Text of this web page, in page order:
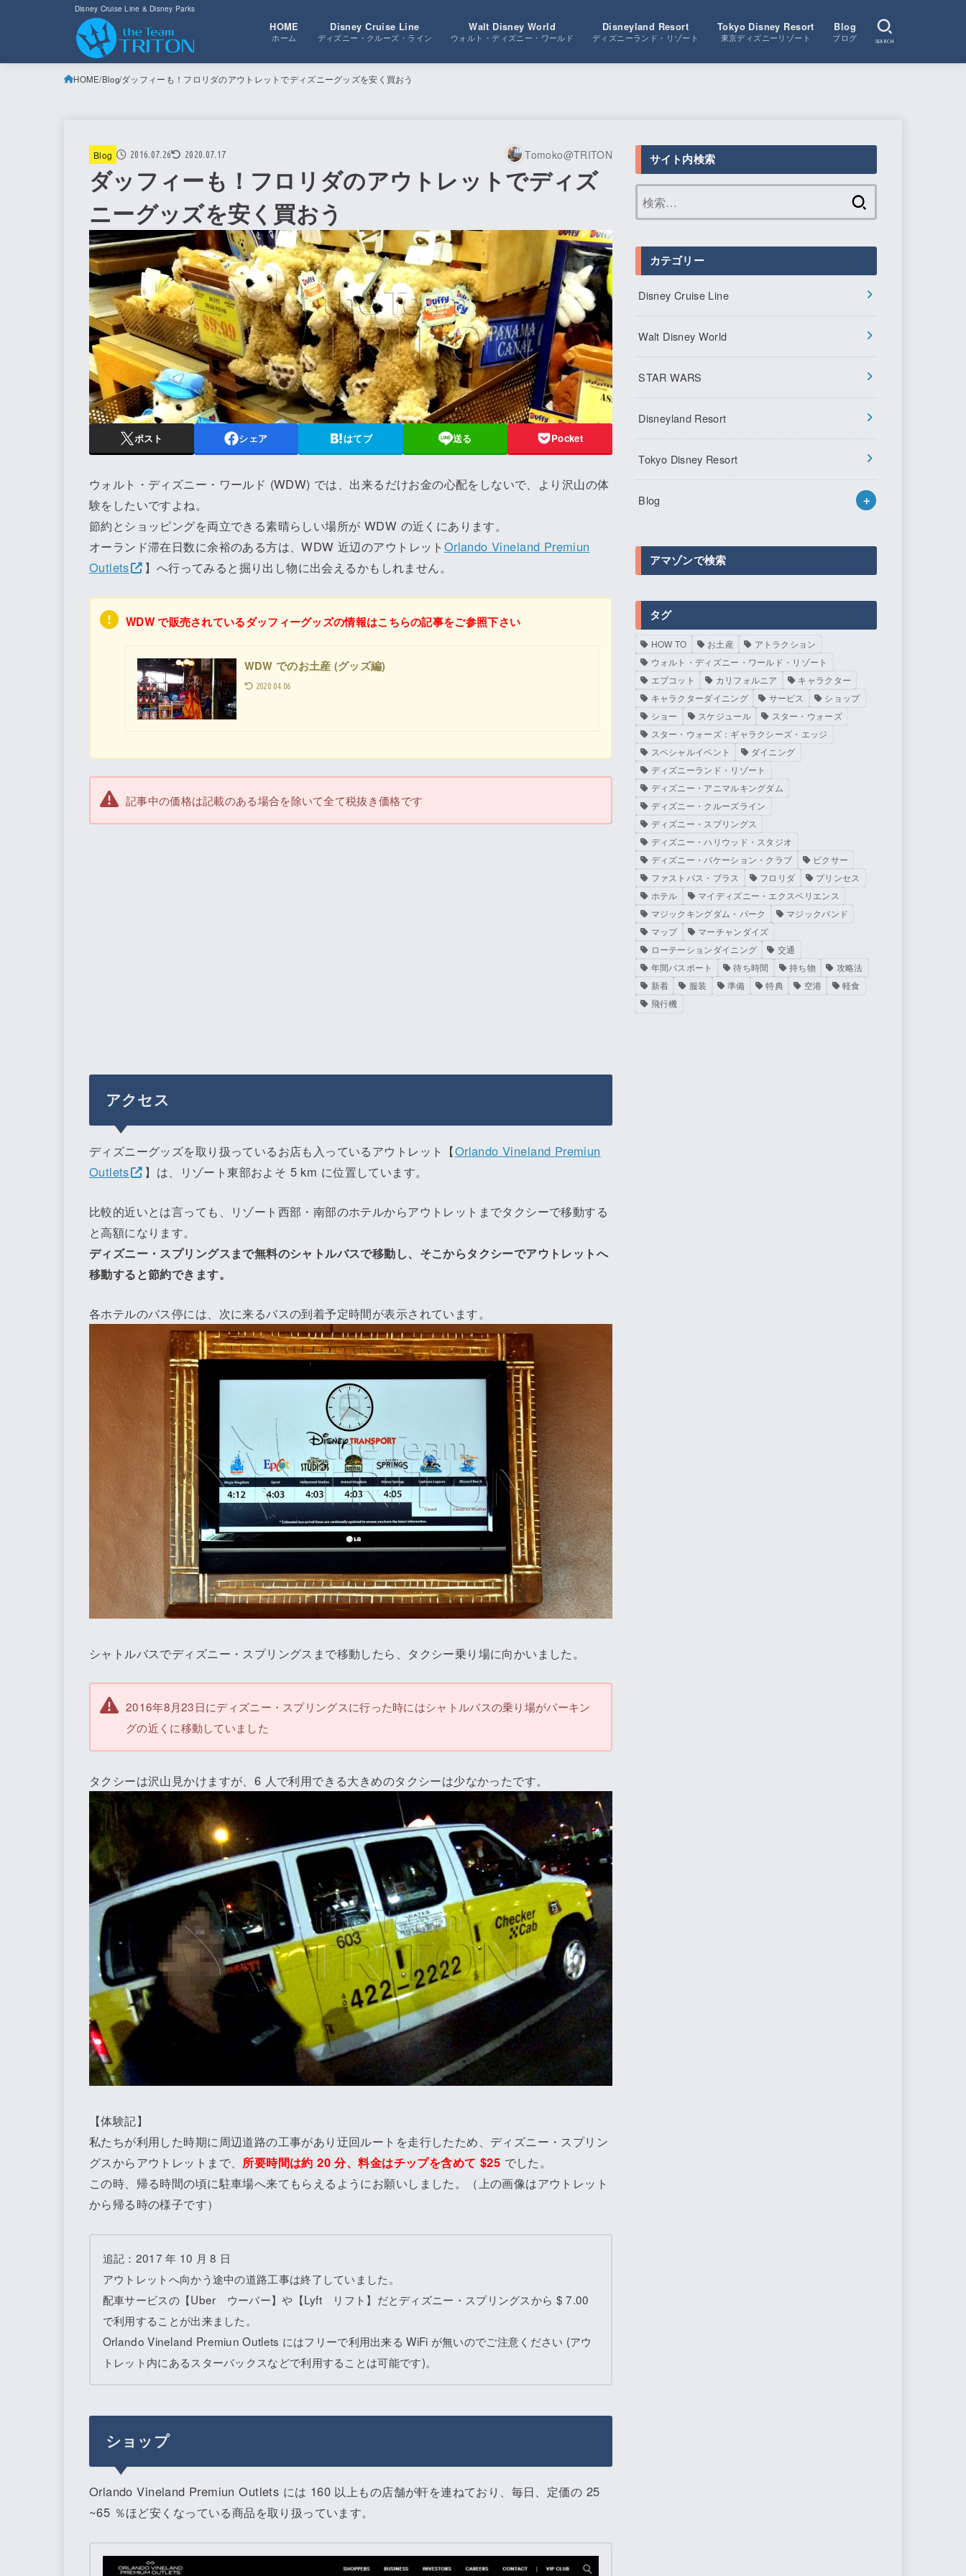
Disney Cruise Line & Disney Parks
HOME
ホーム
Disney Cruise Line
ディズニー・クルーズ・ライン
Walt Disney World
ウォルト・ディズニー・ワールド
Disneyland Resort
ディズニーランド・リゾート
Tokyo Disney Resort
東京ディズニーリゾート
Blog
ブログ SEARCH
HOME Blog ダッフィーも！フロリダのアウトレットでディズニーグッズを安く買おう
Blog 2016.07.26 2020.07.17 Tomoko@TRITON
ダッフィーも！フロリダのアウトレットでディズ
ニーグッズを安く買おう
ポスト シェア はてブ 送る Pocket
ウォルト・ディズニー・ワールド (WDW) では、出来るだけお金の心配をしないで、より沢山の体
験をしたいですよね。
節約とショッピングを両立できる素晴らしい場所が WDW の近くにあります。
オーランド滞在日数に余裕のある方は、WDW 近辺のアウトレット Orlando Vineland Premiun
Outlets
】へ行ってみると掘り出し物に出会えるかもしれません。
WDW で販売されているダッフィーグッズの情報はこちらの記事をご参照下さい
WDW でのお土産 (グッズ編)
2020.04.06
記事中の価格は記載のある場合を除いて全て税抜き価格です
アクセス
ディズニーグッズを取り扱っているお店も入っているアウトレット【Orlando Vineland Premiun
Outlets
】は、リゾート東部およそ 5 km に位置しています。
比較的近いとは言っても、リゾート西部・南部のホテルからアウトレットまでタクシーで移動する
と高額になります。
ディズニー・スプリングスまで無料のシャトルバスで移動し、そこからタクシーでアウトレットへ
移動すると節約できます。
各ホテルのバス停には、次に来るバスの到着予定時間が表示されています。
シャトルバスでディズニー・スプリングスまで移動したら、タクシー乗り場に向かいました。
2016年8月23日にディズニー・スプリングスに行った時にはシャトルバスの乗り場がパーキン
グの近くに移動していました
タクシーは沢山見かけますが、6 人で利用できる大きめのタクシーは少なかったです。
【体験記】
私たちが利用した時期に周辺道路の工事があり迂回ルートを走行したため、ディズニー・スプリン
グスからアウトレットまで、 所要時間は約 20 分、料金はチップを含めて $25 でした。
この時、帰る時間の頃に駐車場へ来てもらえるようにお願いしました。（上の画像はアウトレット
から帰る時の様子です）
追記：2017 年 10 月 8 日
アウトレットへ向かう途中の道路工事は終了していました。
配車サービスの【Uber ウーバー】や【Lyft リフト】だとディズニー・スプリングスから $ 7.00
で利用することが出来ました。
Orlando Vineland Premiun Outlets にはフリーで利用出来る WiFi が無いのでご注意ください (アウ
トレット内にあるスターバックスなどで利用することは可能です)。
ショップ
Orlando Vineland Premiun Outlets には 160 以上もの店舗が軒を連ねており、毎日、定価の 25
~65 ％ほど安くなっている商品を取り扱っています。
サイト内検索
カテゴリー
Disney Cruise Line
Walt Disney World
STAR WARS
Disneyland Resort
Tokyo Disney Resort
Blog
アマゾンで検索
タグ
HOW TO お土産
アトラクション
ウォルト・ディズニー・ワールド・リゾート
エプコット
カリフォルニア
キャラクター
キャラクターダイニング
サービス
ショップ
ショー
スケジュール
スター・ウォーズ
スター・ウォーズ：ギャラクシーズ・エッジ
スペシャルイベント
ダイニング
ディズニーランド・リゾート
ディズニー・アニマルキングダム
ディズニー・クルーズライン
ディズニー・スプリングス
ディズニー・ハリウッド・スタジオ
ディズニー・バケーション・クラブ
ピクサー
ファストパス・プラス
フロリダ
プリンセス
ホテル
マイディズニー・エクスペリエンス
マジックキングダム・パーク
マジックバンド
マップ
マーチャンダイズ
ローテーションダイニング
交通
年間パスポート
待ち時間 持ち物
攻略法
新着
服装 準備 特典 空港
軽食
飛行機